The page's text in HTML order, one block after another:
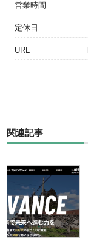
営業時間
定休日
URL
関連記事